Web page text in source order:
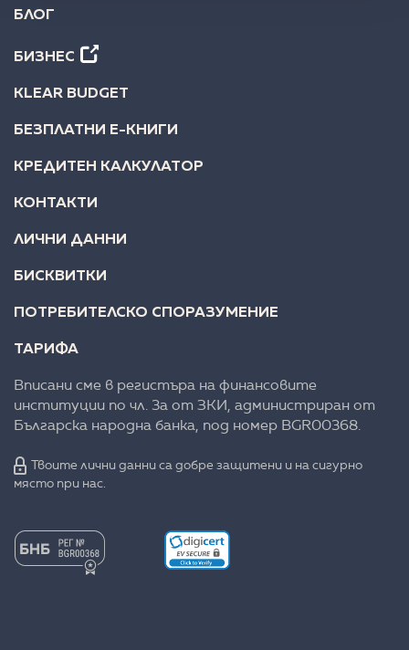
БЛОГ
БИЗНЕС
KLEAR BUDGET
БЕЗПЛАТНИ Е-КНИГИ
КРЕДИТЕН КАЛКУЛАТОР
КОНТАКТИ
ЛИЧНИ ДАННИ
БИСКВИТКИ
ПОТРЕБИТЕЛСКО СПОРАЗУМЕНИЕ
ТАРИФА
Вписани сме в регистъра на финансовите
институции по чл. 3а от ЗКИ, администриран от
Българска народна банка, под номер BGR00368.
Твоите лични данни са добре защитени и на сигурно
място при нас.